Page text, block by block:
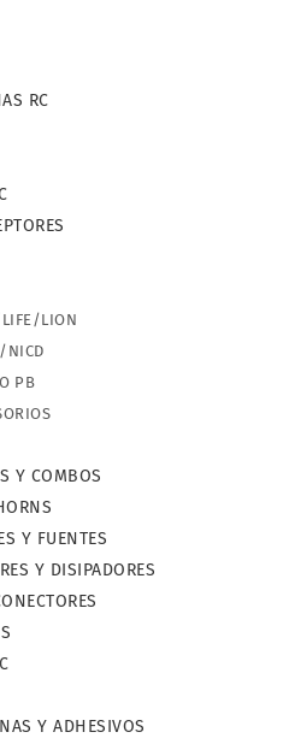
RC
LION
NICD
PB
Y COMBOS
Y FUENTES
Y DISIPADORES
Y ADHESIVOS